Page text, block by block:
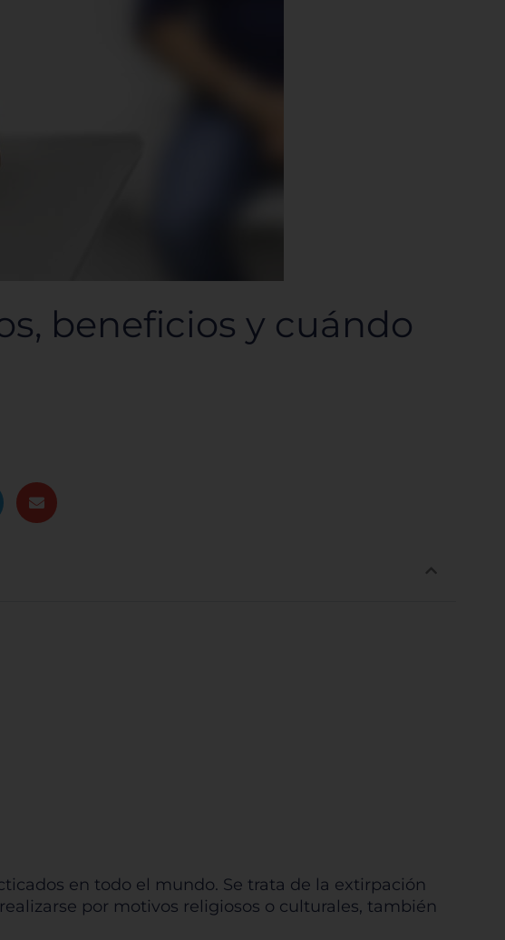
beneficios y cuándo
en todo el mundo. Se trata de la extirpación
por motivos religiosos o culturales, también